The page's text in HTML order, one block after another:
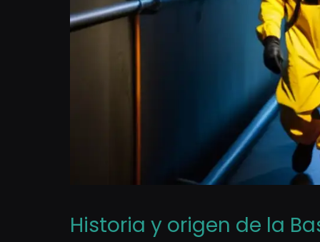
Historia y origen de la